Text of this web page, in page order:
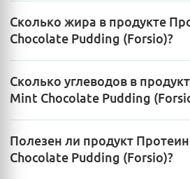
Сколько жира в продукте
Chocolate Pudding (Forsio)?
Сколько углеводов в
Mint Chocolate Pudding
Полезен ли продукт
Chocolate Pudding (Forsio)?